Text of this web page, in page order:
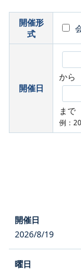
開催形
式
開催日
から
まで
例：
2026/8/19